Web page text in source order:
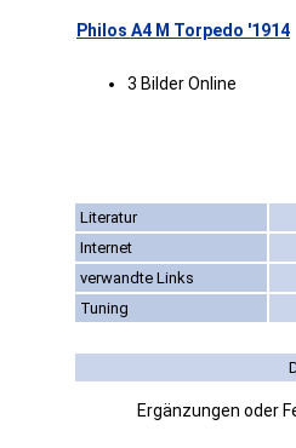
Philos A4 M Torpedo '1914
3 Bilder Online
Literatur
Internet
verwandte Links
Tuning
Ergänzungen oder